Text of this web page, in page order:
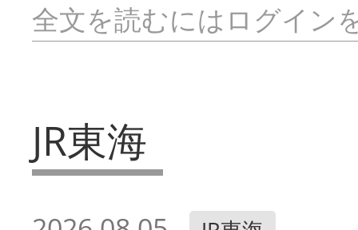
全文を読むにはログイン
JR東海